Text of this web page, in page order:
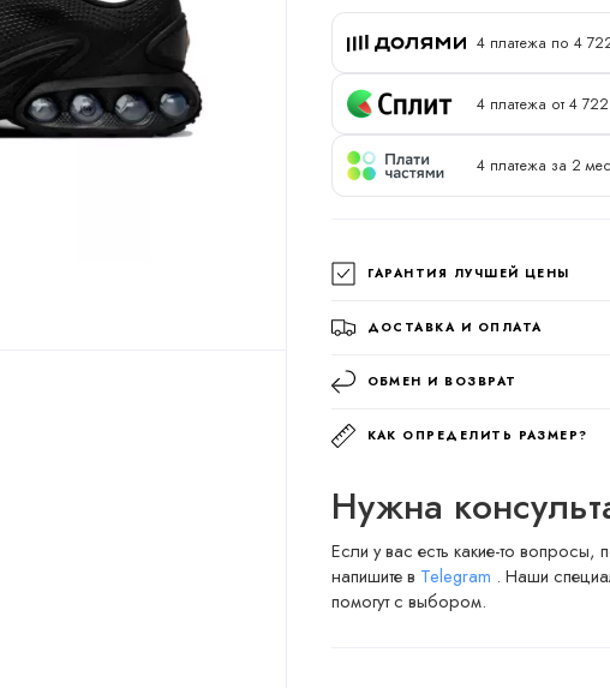
4 платежа по 4
4 платежа от 4
4 платежа за 2
ГАРАНТИЯ ЛУЧШЕЙ ЦЕНЫ
ДОСТАВКА И ОПЛАТА
ОБМЕН И ВОЗВРАТ
КАК ОПРЕДЕЛИТЬ РАЗМЕР?
Нужна
Если у вас есть какие-то вопросы,
напишите в Telegram . Наши
помогут с выбором.